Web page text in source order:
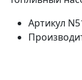
Артикул